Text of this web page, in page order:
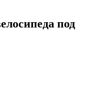
под